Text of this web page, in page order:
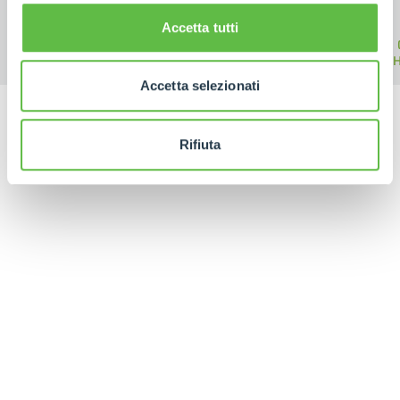
Accetta tutti
Accetta selezionati
Rifiuta
TELEHANDLER
MEDIUM
CAPACITY